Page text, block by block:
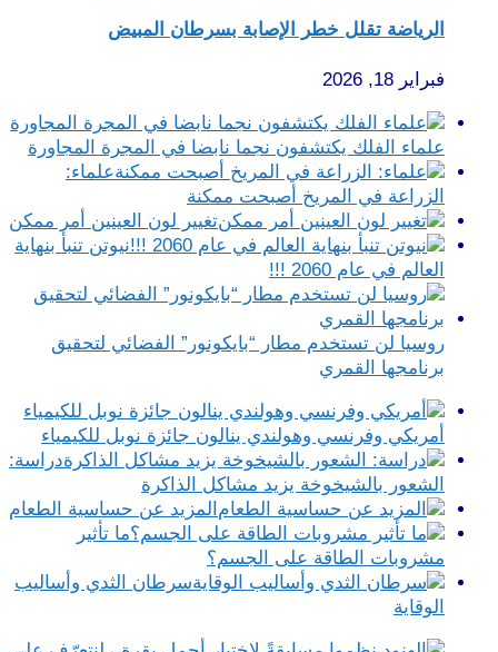
الرياضة تقلل خطر الإصابة بسرطان المبيض
فبراير 18, 2026
علماء الفلك يكتشفون نجما نابضا في المجرة المجاورة
علماء:
الزراعة في المريخ أصبحت ممكنة
تغيير لون العينين أمر ممكن
نيوتن تنبأ بنهاية
العالم في عام 2060 !!!
روسيا لن تستخدم مطار “بايكونور” الفضائي لتحقيق
برنامجها القمري
أمريكي وفرنسي وهولندي ينالون جائزة نوبل للكيمياء
دراسة:
الشعور بالشيخوخة يزيد مشاكل الذاكرة
المزيد عن حساسية الطعام
ما تأثير
مشروبات الطاقة على الجسم؟
سرطان الثدي وأساليب
الوقاية